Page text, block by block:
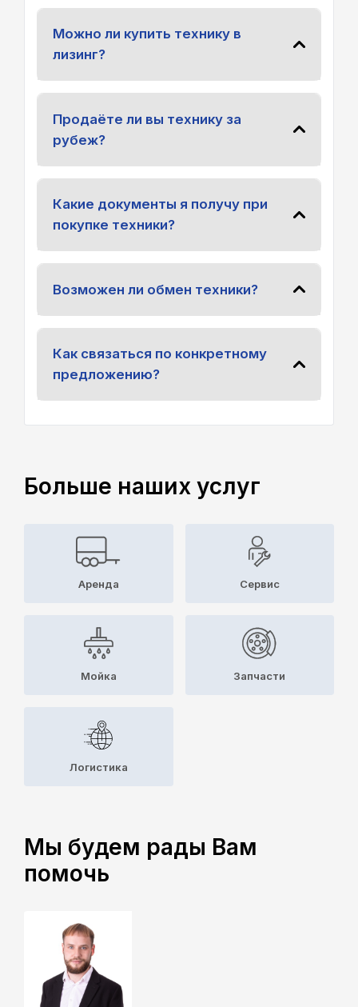
Можно ли купить технику в
лизинг?
Продаёте ли вы технику за
рубеж?
Какие документы я получу при
покупке техники?
Возможен ли обмен техники?
Как связаться по конкретному
предложению?
Больше наших услуг
Аренда Cервис
Мойка Запчасти
Логистика
Мы будем рады Вам
помочь